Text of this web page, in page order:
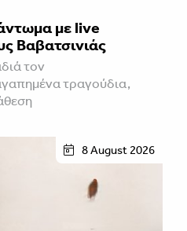
με live
Βαβατσινιάς
τον
τραγούδια,
8 August 2026